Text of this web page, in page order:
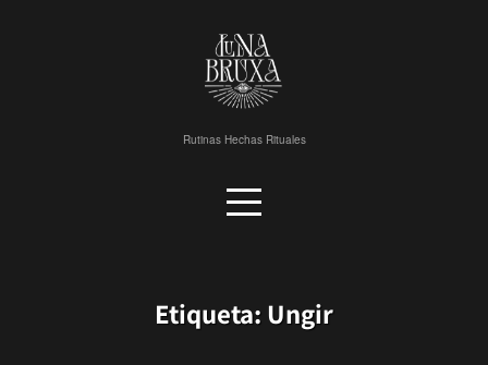
Rutinas Hechas Rituales
Etiqueta: Ungir